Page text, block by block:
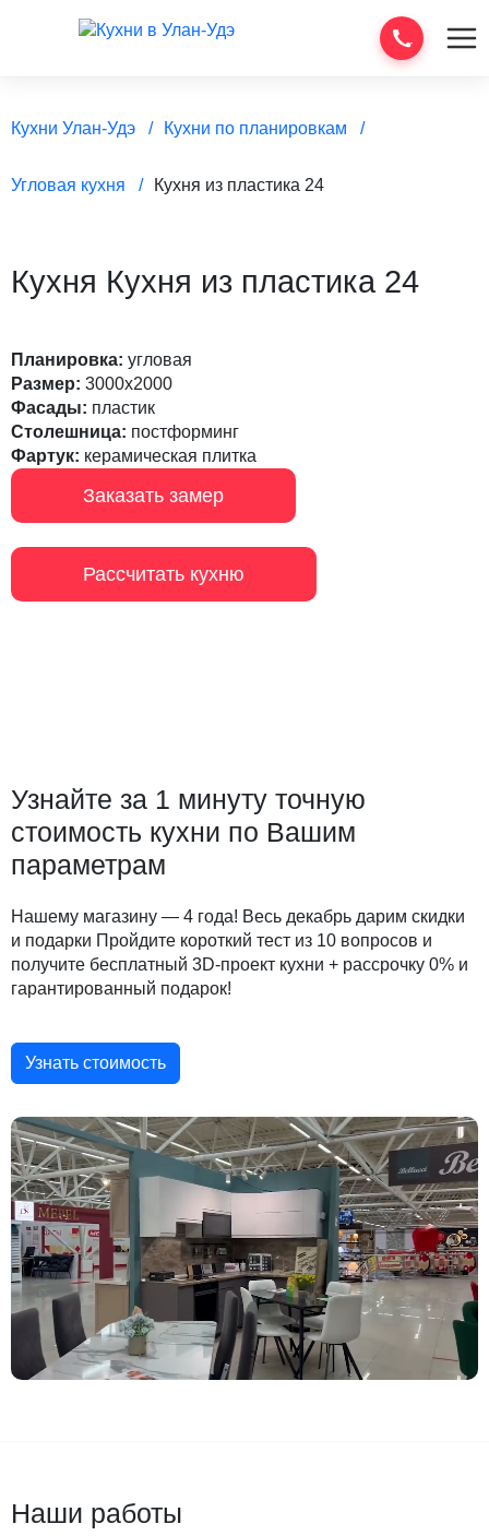
Кухни Улан-Удэ Кухни по планировкам
Угловая кухня Кухня из пластика 24
Кухня Кухня из пластика 24
Планировка: угловая
Размер: 3000х2000
Фасады: пластик
Столешница: постформинг
Фартук: керамическая плитка
Заказать замер
Рассчитать кухню
Узнайте за 1 минуту точную
стоимость кухни по Вашим
параметрам
Нашему магазину — 4 года! Весь декабрь дарим скидки
и подарки Пройдите короткий тест из 10 вопросов и
получите бесплатный 3D-проект кухни + рассрочку 0% и
гарантированный подарок!
Узнать стоимость
Наши работы